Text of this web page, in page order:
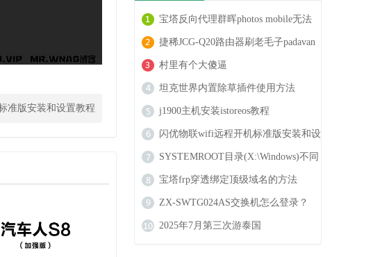
准版安装和设置教程
宝塔反向代理群晖photos mobile无法
上传大文件的解决方法
捷稀JCG-Q20路由器刷老毛子padavan
系统方法
村里有个大傻逼
坦克世界内置除草插件使用方法
j1900主机安装istoreos教程
闪优物联wifi远程开机标准版安装和设
置教程
SYSTEMROOT目录(X:\Windows)不同
于配置的目录怎么办？
宝塔frp穿透绑定顶级域名的方法
ZX-SWTG024AS交换机怎么登录？
2025年7月第三次游泰国